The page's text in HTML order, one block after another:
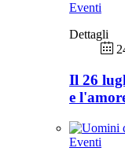
Eventi
Dettagli
Il 26
e
Eventi